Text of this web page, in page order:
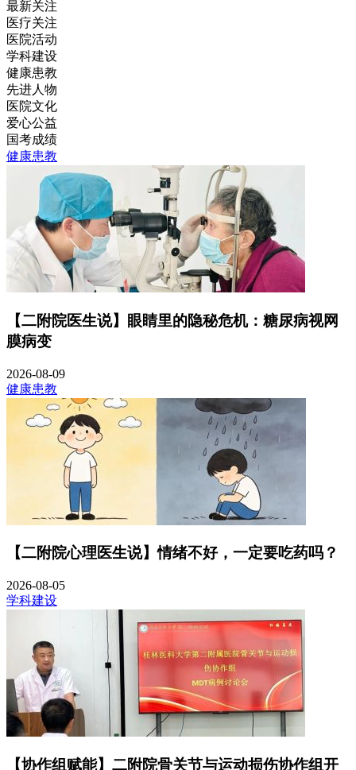
最新关注
医疗关注
医院活动
学科建设
健康患教
先进人物
医院文化
爱心公益
国考成绩
健康患教
【二附院医生说】眼睛里的隐秘危机：糖尿病视网
膜病变
2026-08-09
健康患教
【二附院心理医生说】情绪不好，一定要吃药吗？
2026-08-05
学科建设
【协作组赋能】二附院骨关节与运动损伤协作组开